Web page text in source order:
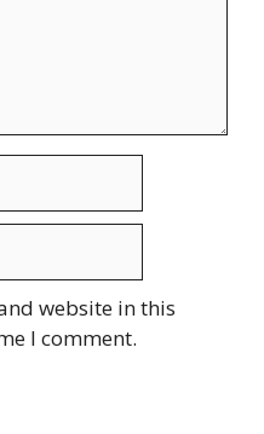
website in this
I comment.